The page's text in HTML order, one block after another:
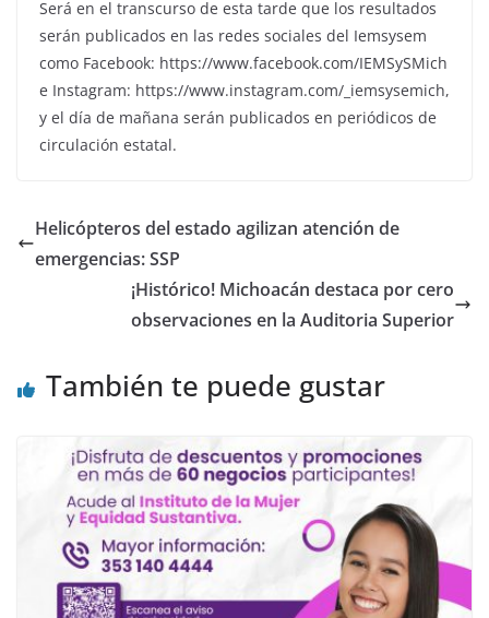
Será en el transcurso de esta tarde que los resultados
serán publicados en las redes sociales del Iemsysem
como Facebook: https://www.facebook.com/IEMSySMich
e Instagram: https://www.instagram.com/_iemsysemich,
y el día de mañana serán publicados en periódicos de
circulación estatal.
Helicópteros del estado agilizan atención de
emergencias: SSP
¡Histórico! Michoacán destaca por cero
observaciones en la Auditoria Superior
También te puede gustar